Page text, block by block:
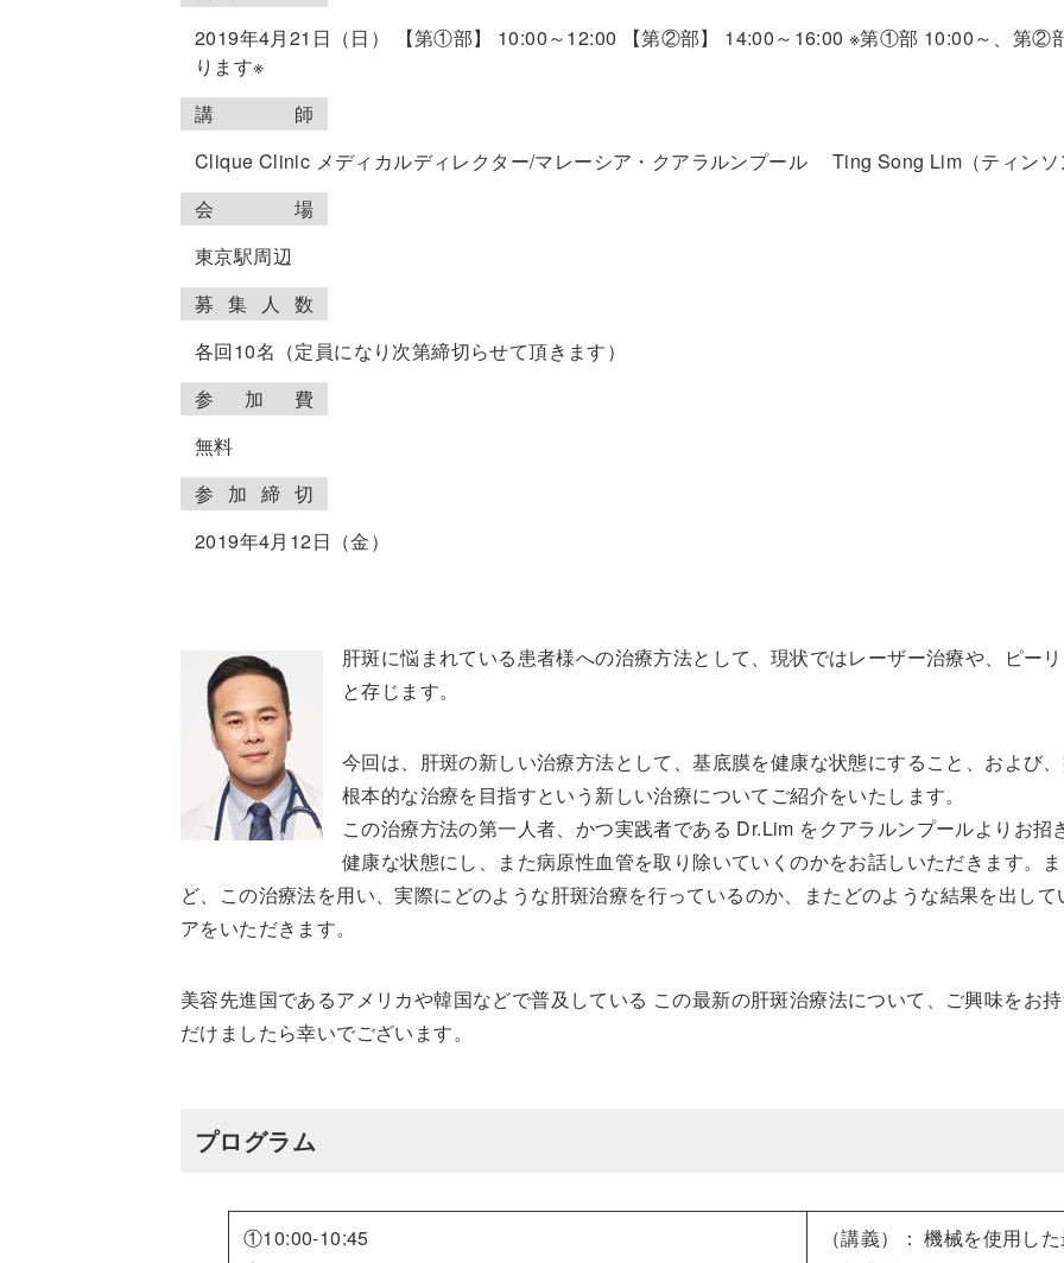
2019年4月21日（日） 【第①部】 10:00～12:00 【第②部】 14:00～16:00 ※第①部 10:00～、第②
ります※
講
師
Clique Clinic メディカルディレクター/マレーシア・クアラルンプール Ting Song Lim（ティンソ
会
場
東京駅周辺
募 集 人
数
各回10名（定員になり次第締切らせて頂きます）
参
加
費
無料
参
加 締 切
2019年4月12日（金）
肝斑に悩まれている患者様への治療方法として、現状ではレーザー治療や、ピー
と存じます。
今回は、肝斑の新しい治療方法として、基底膜を健康な状態にすること、および
根本的な治療を目指すという新しい治療についてご紹介をいたします。
この治療方法の第一人者、かつ実践者である Dr.Lim をクアラルンプールよりお招
健康な状態にし、また病原性血管を取り除いていくのかをお話しいただきます。
ど、この治療法を用い、実際にどのような肝斑治療を行っているのか、またどのような結果を出し
アをいただきます。
美容先進国であるアメリカや韓国などで普及している この最新の肝斑治療法について、ご興味をお
だけましたら幸いでございます。
プログラム
①10:00-10:45
（講義）： 機械を使用し